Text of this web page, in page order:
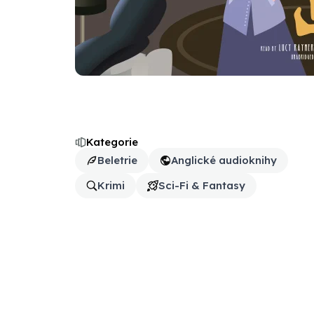
Kategorie
Beletrie
Anglické audioknihy
Krimi
Sci-Fi & Fantasy